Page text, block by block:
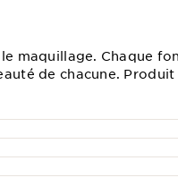
maquillage. Chaque
de chacune. Produit